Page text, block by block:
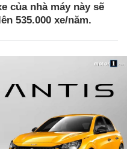
của nhà máy này sẽ
535.000 xe/năm.